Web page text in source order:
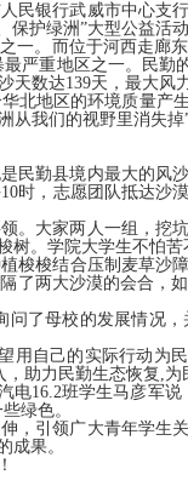
民银行武威市中心
保护绿洲”大型公益活
。而位于河西走
重地区之一。民
数达139天，最大
地区的环境质量产
我们的视野里消失
勤县境内最大的
，志愿团队抵达
大家两人一组，
。学院大学生不怕
梭结合压制麦草
两大沙漠的会合
了母校的发展情况
自己的实际行动为
助力民勤生态恢复,
16.2班学生马彦军
绿色。
引领广大青年学
成果。